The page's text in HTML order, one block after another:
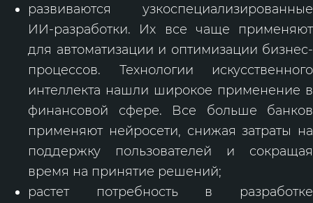
развиваются узкоспециализированные
ИИ-разработки. Их все чаще применяют
для автоматизации и оптимизации бизнес-
процессов. Технологии искусственного
интеллекта нашли широкое применение в
финансовой сфере. Все больше банков
применяют нейросети, снижая затраты на
поддержку пользователей и сокращая
время на принятие решений;
растет потребность в разработке